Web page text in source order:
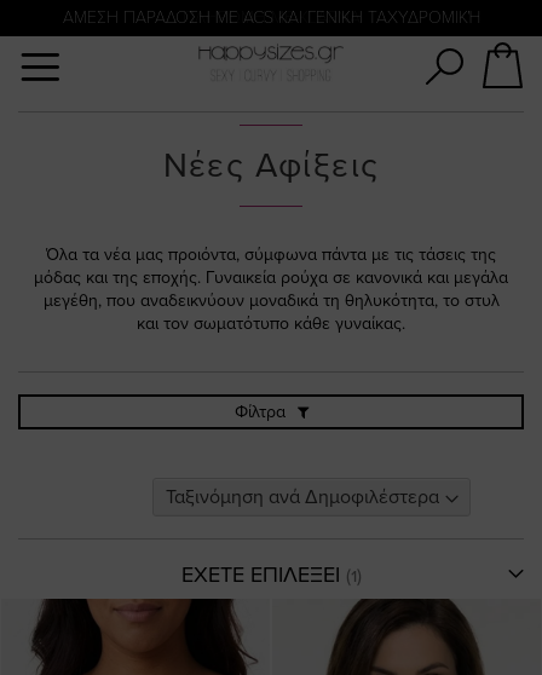
ΠΛΗΡΩΜΗ ΜΕ KLARNA
ΑΜΕΣΗ ΠΑΡΑΔΟΣΗ ΜΕ ACS ΚΑΙ ΓΕΝΙΚΗ ΤΑΧΥΔΡΟΜΙΚΉ
Νέες Αφίξεις
Όλα τα νέα μας προιόντα, σύμφωνα πάντα με τις τάσεις της
μόδας και της εποχής. Γυναικεία ρούχα σε κανονικά και μεγάλα
μεγέθη, που αναδεικνύουν μοναδικά τη θηλυκότητα, το στυλ
και τον σωματότυπο κάθε γυναίκας.
Φίλτρα
ΕΧΕΤΕ ΕΠΙΛΕΞΕΙ
Αναζήτηση